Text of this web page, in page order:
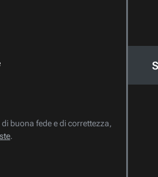
buona fede e di correttezza,
.